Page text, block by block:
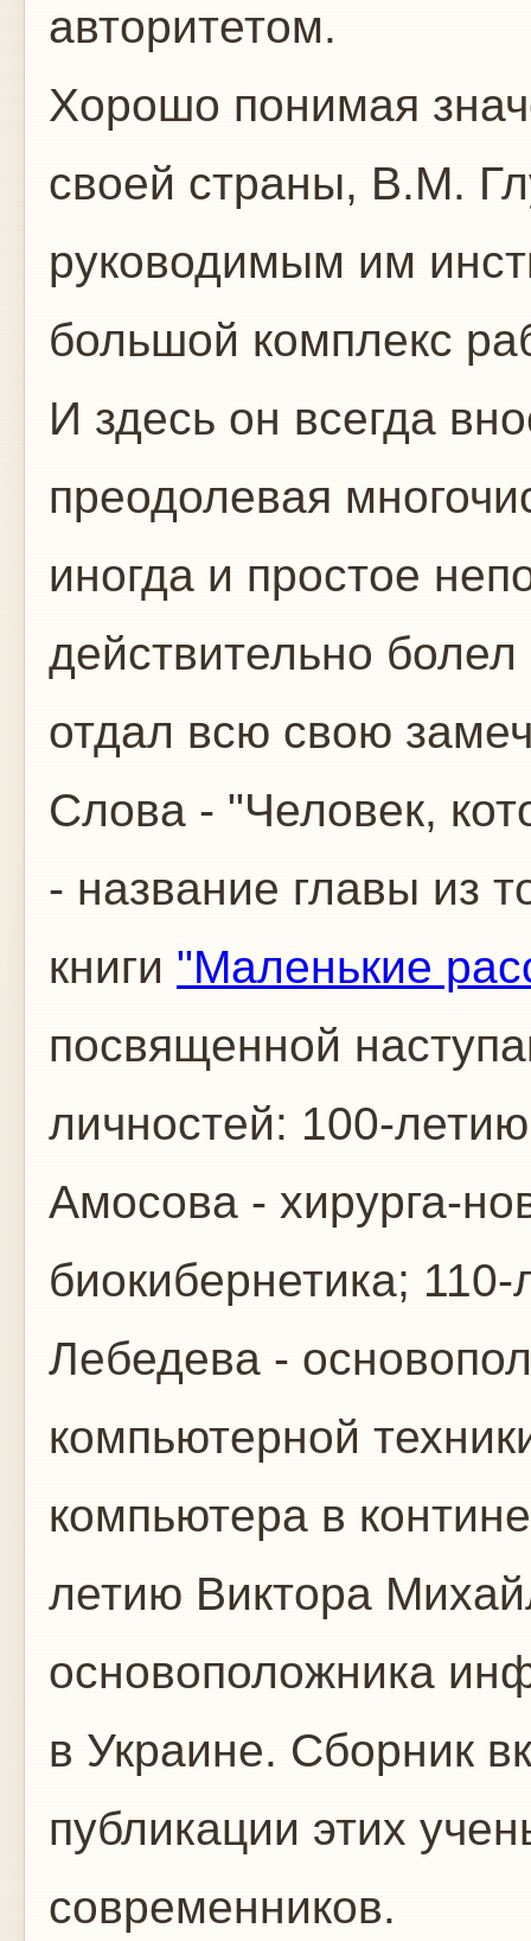
авторитетом.
Хорошо понимая
своей страны, В.М.
руководимым им
большой комплекс
И здесь он всегда
преодолевая
иногда и простое
действительно
отдал всю свою
Слова - "Человек,
- название главы из
книги "Маленькие
посвященной
личностей: 100-
Амосова - хирурга-
биокибернетика;
Лебедева -
компьютерной
компьютера в
летию Виктора
основоположника
в Украине. Сборник
публикации этих
современников.